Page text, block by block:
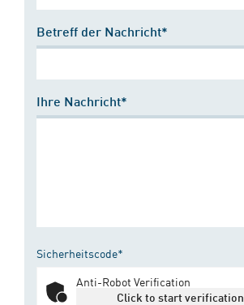
Betreff der Nachricht*
Ihre Nachricht*
Sicherheitscode*
Anti-Robot Verification
Click to start verification